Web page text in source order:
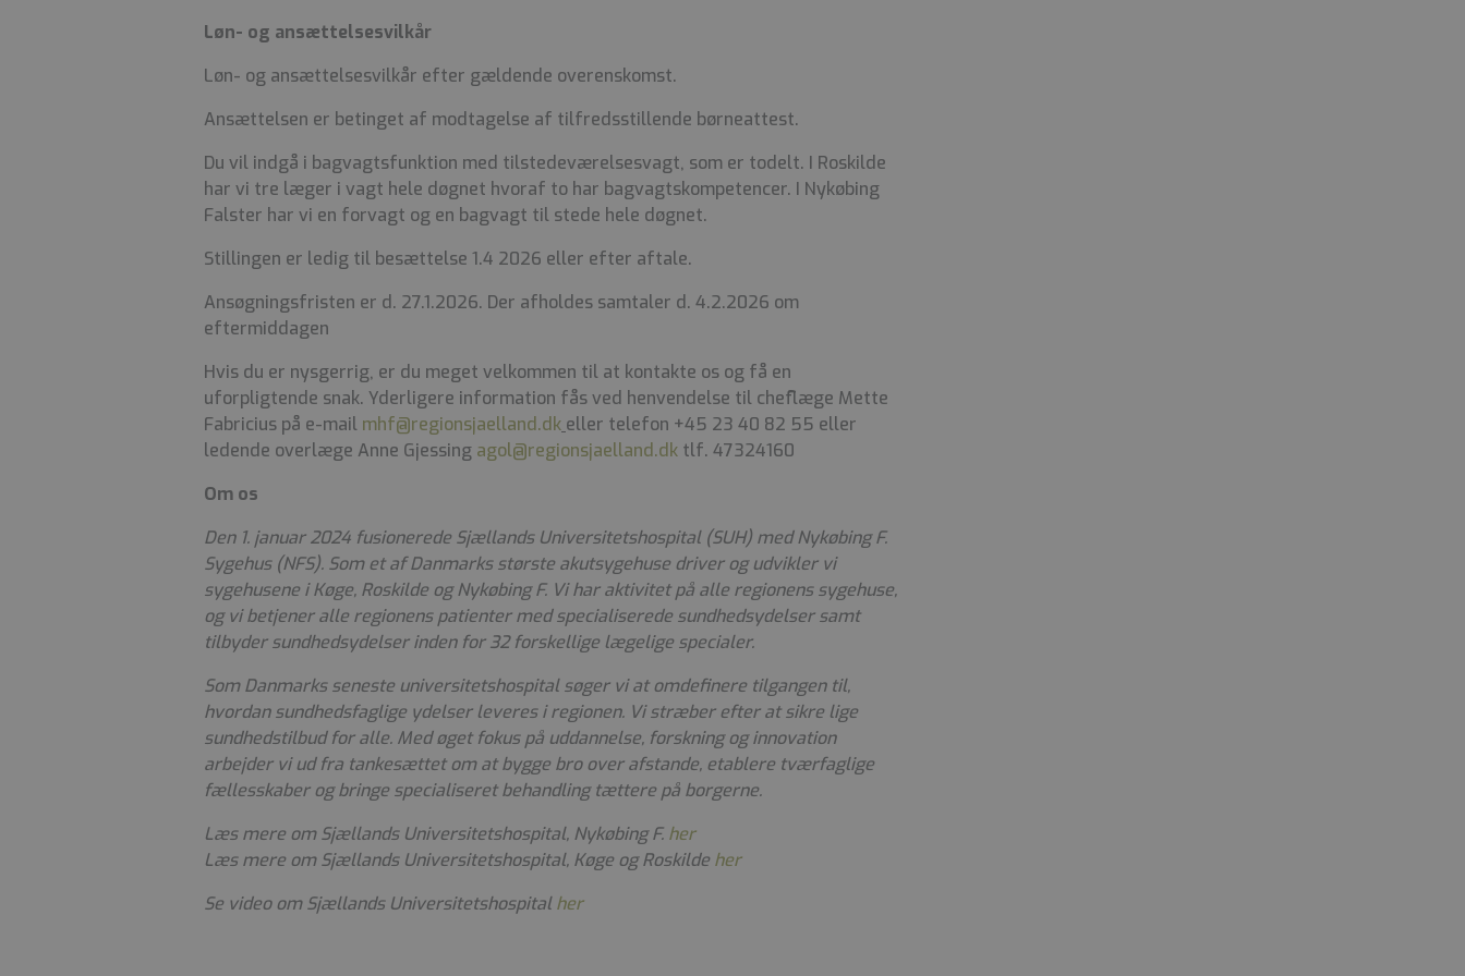
Løn- og ansættelsesvilkår
Løn- og ansættelsesvilkår efter gældende overenskomst.
Ansættelsen er betinget af modtagelse af tilfredsstillende børneattest.
Du vil indgå i bagvagtsfunktion med tilstedeværelsesvagt, som er todelt. I Roskilde
har vi tre læger i vagt hele døgnet hvoraf to har bagvagtskompetencer. I Nykøbing
Falster har vi en forvagt og en bagvagt til stede hele døgnet.
Stillingen er ledig til besættelse 1.4 2026 eller efter aftale.
Ansøgningsfristen er d. 27.1.2026. Der afholdes samtaler d. 4.2.2026 om
eftermiddagen
Hvis du er nysgerrig, er du meget velkommen til at kontakte os og få en
uforpligtende snak. Yderligere information fås ved henvendelse til cheflæge Mette
Fabricius på e-mail mhf@regionsjaelland.dk eller telefon +45 23 40 82 55 eller
ledende overlæge Anne Gjessing agol@regionsjaelland.dk tlf. 47324160
Om os
Den 1. januar 2024 fusionerede Sjællands Universitetshospital (SUH) med Nykøbing F.
Sygehus (NFS). Som et af Danmarks største akutsygehuse driver og udvikler vi
sygehusene i Køge, Roskilde og Nykøbing F. Vi har aktivitet på alle regionens sygehuse,
og vi betjener alle regionens patienter med specialiserede sundhedsydelser samt
tilbyder sundhedsydelser inden for 32 forskellige lægelige specialer.
Som Danmarks seneste universitetshospital søger vi at omdefinere tilgangen til,
hvordan sundhedsfaglige ydelser leveres i regionen. Vi stræber efter at sikre lige
sundhedstilbud for alle. Med øget fokus på uddannelse, forskning og innovation
arbejder vi ud fra tankesættet om at bygge bro over afstande, etablere tværfaglige
fællesskaber og bringe specialiseret behandling tættere på borgerne.
Læs mere om Sjællands Universitetshospital, Nykøbing F. her
Læs mere om Sjællands Universitetshospital, Køge og Roskilde her
Se video om Sjællands Universitetshospitalher